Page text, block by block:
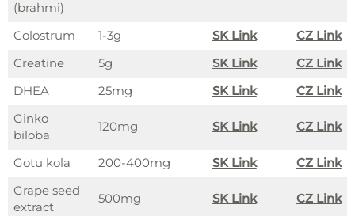
(brahmi)
Colostrum 1-3g SK Link
CZ Link
Creatine
5g SK Link
CZ Link
DHEA
25mg SK Link
CZ Link
Ginko
biloba
120mg SK Link CZ Link
Gotu kola 200-400mg SK Link
CZ Link
Grape seed
extract
500mg SK Link CZ Link